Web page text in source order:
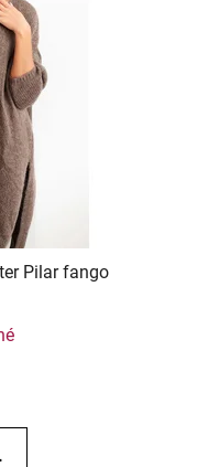
Pilar fango